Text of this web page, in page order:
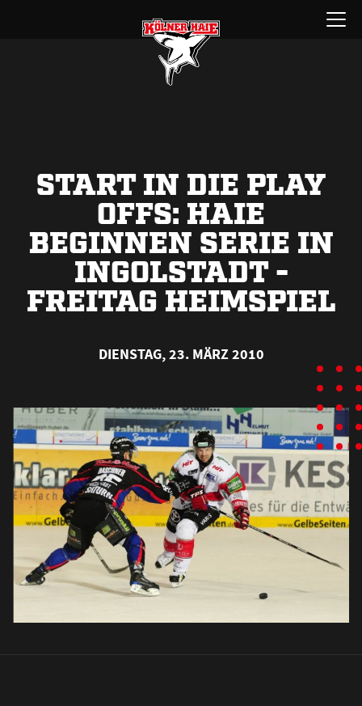
Menü
öffnen
START IN DIE PLAY
OFFS: HAIE
BEGINNEN SERIE IN
INGOLSTADT -
FREITAG HEIMSPIEL
DIENSTAG, 23. MÄRZ 2010